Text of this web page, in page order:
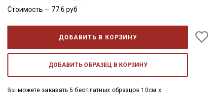
Стоимость — 77.6 руб
ДОБАВИТЬ В КОРЗИНУ
ДОБАВИТЬ ОБРАЗЕЦ В КОРЗИНУ
Вы можете заказать 5 бесплатных образцов 10см x